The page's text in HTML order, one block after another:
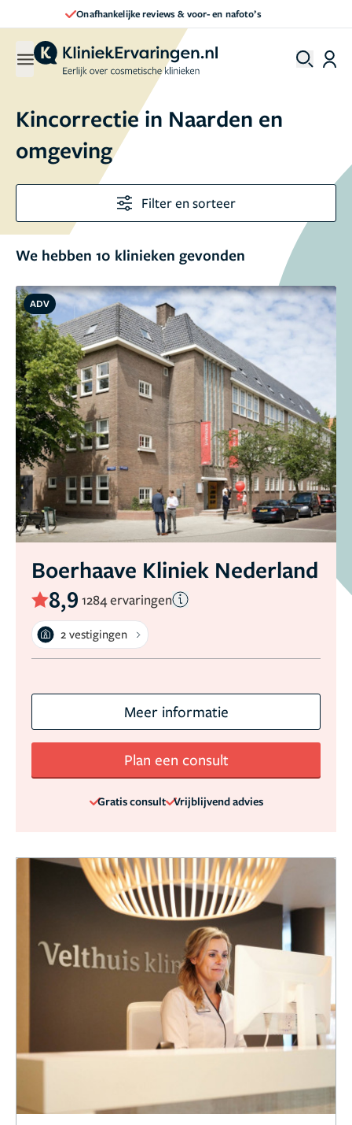
Direct een afspraak maken
Kincorrectie in Naarden en
omgeving
Filter en sorteer
We hebben 10 klinieken gevonden
ADV
Boerhaave Kliniek Nederland
8,9 1284 ervaringen
2 vestigingen
Meer informatie
Plan een consult
Gratis consult Vrijblijvend advies